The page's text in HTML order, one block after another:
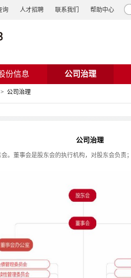
询 人才招聘 联系我们 帮助中心
份信息 公司治理
> 公司治理
公司治理
。董事会是股东会的执行机构，对股东会负责